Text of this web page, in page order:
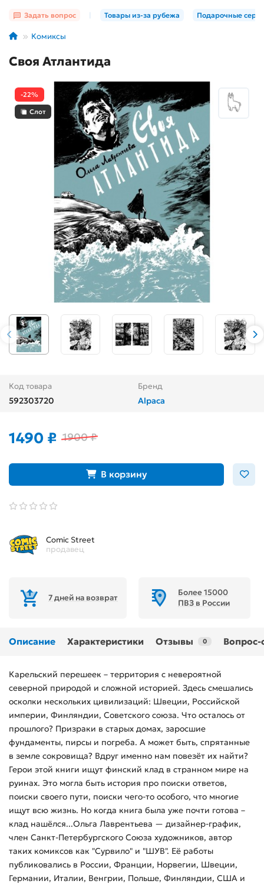
Задать вопрос Товары из-за рубежа Подарочные
Комиксы
Своя Атлантида
-22%
Слот
Код товара
592303720
Бренд
Alpaca
1490 ₽ 1900 ₽
В корзину
Comic Street
продавец
7 дней на возврат
Более 15000
ПВЗ в России
Описание Характеристики Отзывы 0 Вопрос-
Карельский перешеек – территория с невероятной
северной природой и сложной историей. Здесь смешались
осколки нескольких цивилизаций: Швеции, Российской
империи, Финляндии, Советского союза. Что осталось от
прошлого? Призраки в старых домах, заросшие
фундаменты, пирсы и погреба. А может быть, спрятанные
в земле сокровища? Вдруг именно нам повезёт их найти?
Герои этой книги ищут финский клад в странном мире на
руинах. Это могла быть история про поиски ответов,
поиски своего пути, поиски чего-то особого, что многие
ищут всю жизнь. Но когда книга была уже почти готова –
клад нашёлся...Ольга Лаврентьева — дизайнер-график,
член Санкт-Петербургского Союза художников, автор
таких комиксов как "Сурвило" и "ШУВ". Её работы
публиковались в России, Франции, Норвегии, Швеции,
Германии, Италии, Венгрии, Польше, Финляндии, США и